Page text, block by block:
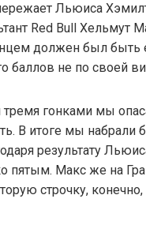
Льюиса
Red Bull Хельмут
должен был быть
баллов не по своей
гонками мы
В итоге мы
результату
пятым. Макс же на
строчку,